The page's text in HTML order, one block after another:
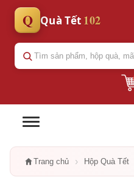
Q Quà Tết 102
Trang chủ › Hộp Quà Tết